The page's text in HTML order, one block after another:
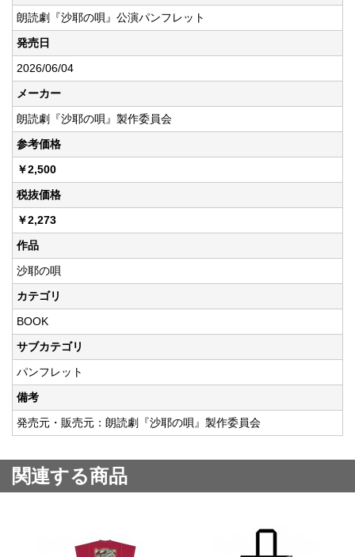
朗読劇『沙耶の唄』公演パンフレット
発売日
2026/06/04
メーカー
朗読劇『沙耶の唄』製作委員会
参考価格
￥2,500
税抜価格
￥2,273
作品
沙耶の唄
カテゴリ
BOOK
サブカテゴリ
パンフレット
備考
発売元・販売元：朗読劇『沙耶の唄』製作委員会
関連する商品